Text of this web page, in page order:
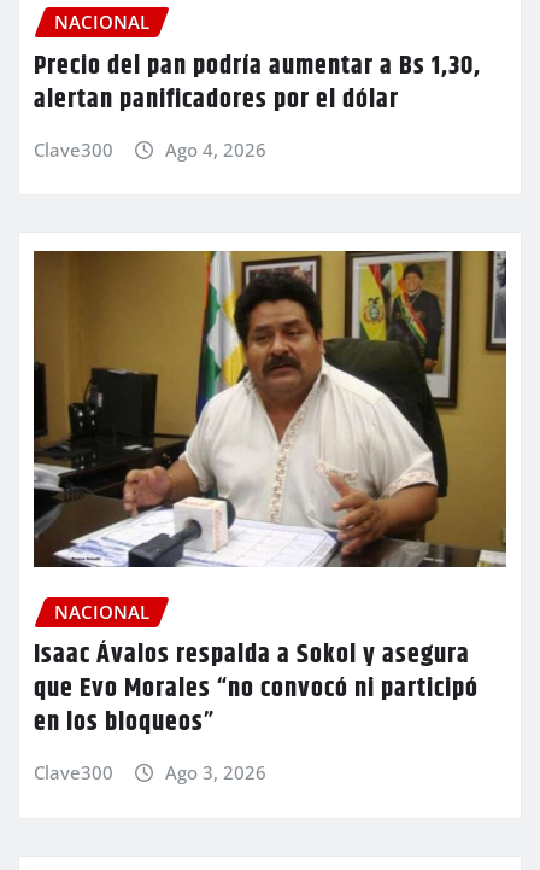
NACIONAL
Precio del pan podría aumentar a Bs 1,30,
alertan panificadores por el dólar
Clave300 Ago 4, 2026
NACIONAL
Isaac Ávalos respalda a Sokol y asegura
que Evo Morales “no convocó ni participó
en los bloqueos”
Clave300 Ago 3, 2026